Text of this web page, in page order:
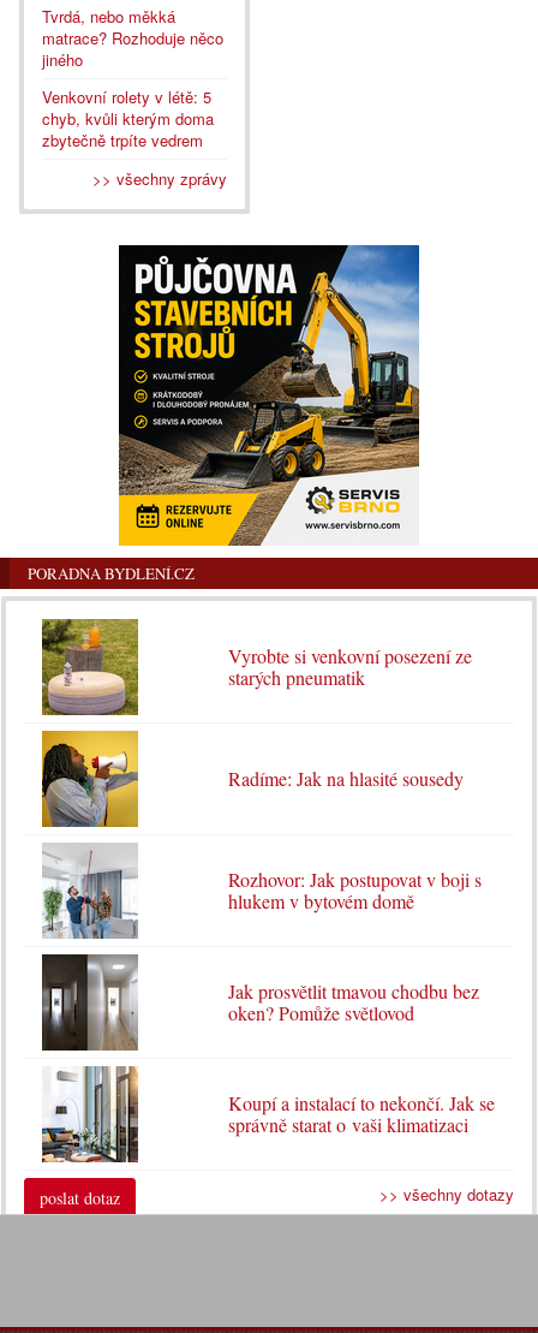
Tvrdá, nebo měkká
matrace? Rozhoduje něco
jiného
Venkovní rolety v létě: 5
chyb, kvůli kterým doma
zbytečně trpíte vedrem
>> všechny zprávy
PORADNA BYDLENÍ.CZ
Vyrobte si venkovní posezení ze
starých pneumatik
Radíme: Jak na hlasité sousedy
Rozhovor: Jak postupovat v boji s
hlukem v bytovém domě
Jak prosvětlit tmavou chodbu bez
oken? Pomůže světlovod
Koupí a instalací to nekončí. Jak se
správně starat o vaši klimatizaci
poslat dotaz >> všechny dotazy